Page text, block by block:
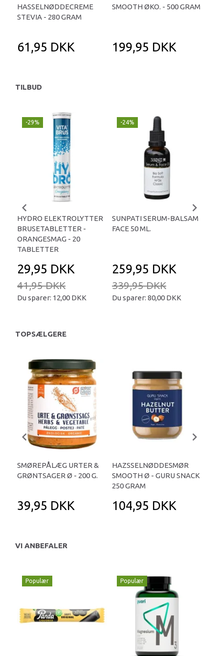
HASSELNØDDECREME
STEVIA - 280 GRAM
61,95 DKK
SMOOTH ØKO. - 500 GRAM
199,95 DKK
TILBUD
-29%
HYDRO ELEKTROLYTTER
BRUSETABLETTER -
ORANGESMAG - 20
TABLETTER
29,95 DKK
41,95 DKK
Du sparer: 12,00 DKK
-24%
SUNPATI SERUM-BALSAM
FACE 50 ML.
259,95 DKK
339,95 DKK
Du sparer: 80,00 DKK
TOPSÆLGERE
SMØREPÅLÆG URTER &
GRØNTSAGER Ø - 200 G.
39,95 DKK
HAZSSELNØDDESMØR
SMOOTH Ø - GURU SNACK
250 GRAM
104,95 DKK
VI ANBEFALER
Populær Populær